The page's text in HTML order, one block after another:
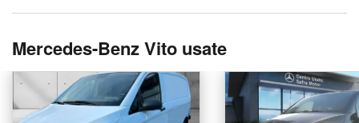
Mercedes-Benz Vito usate